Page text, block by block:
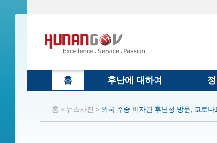
홈 후난에 대하여
홈 > 뉴스사진 > 외국 주중 비자관 후난성 방문, 코로